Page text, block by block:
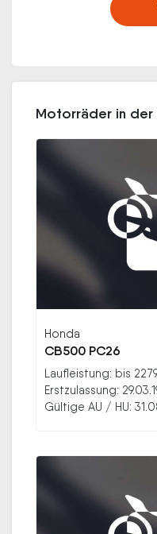
Motorräder in der
Honda
CB500 PC26
Laufleistung: bis
Erstzulassung:
Gültige AU / HU: